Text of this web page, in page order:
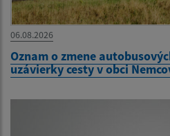
06.08.2026
Oznam o zmene
uzávierky cesty v obci